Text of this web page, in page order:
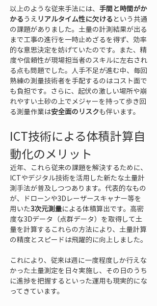
以上のような従来手法には、 手間と時間がか
かるうえ リアルタイム性に欠ける という共通
の課題がありました。土量の計測結果が出る
まで工事の進行を一時止めざるを得ず、効率
的な意思決定を妨げていたのです。また、精
度や信頼性が現場担当者のスキルに左右され
る点も問題でした。人手不足が進む中、毎回
熟練の測量技術者を手配するのはコスト面で
も負担です。さらに、起伏の激しい場所や崩
れやすい土砂の上でメジャーを持って歩き回
る測量作業は安全面のリスクも伴います。
ICT技術による体積計算自
動化のメリット
近年、これら従来の課題を解決するために、
ICTやデジタル技術を活用した新たな土量計
測手法が普及しつつあります。代表的なもの
が、ドローンや3Dレーザースキャナー等を
用いた3次元測量による体積算出です。高密
度な3Dデータ（点群データ）を取得して土
量を計算するこれらの方法により、土量計算
の精度とスピードは飛躍的に向上しました。
これにより、従来は週に一度程度しか行えな
かった土量測定を日々実施し、その日のうち
に進捗を把握するといった運用も現実的にな
ってきています。